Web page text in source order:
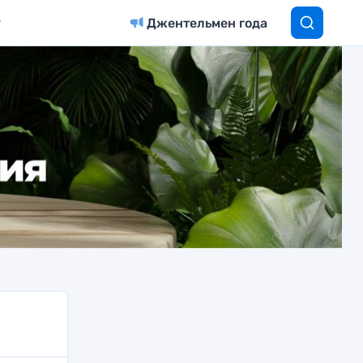
Джентельмен года